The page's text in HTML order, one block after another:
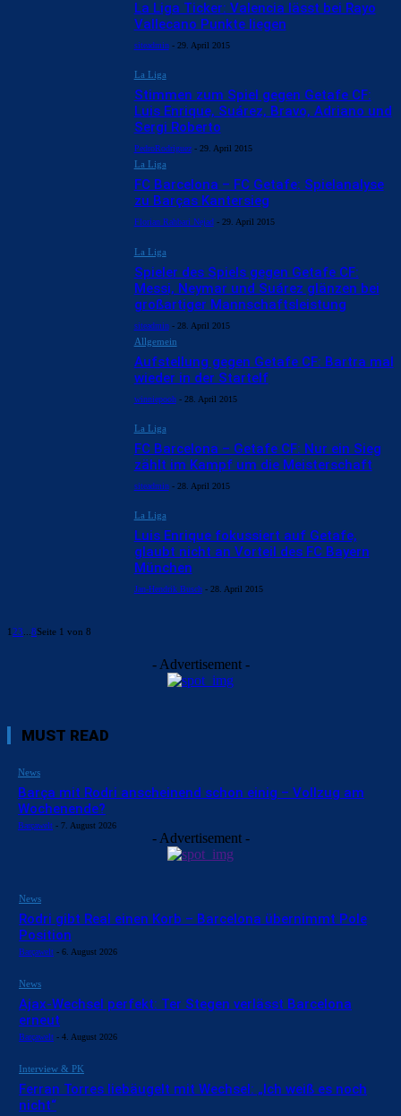
La Liga Ticker: Valencia lässt bei Rayo
Vallecano Punkte liegen
siteadmin - 29. April 2015
La Liga
Stimmen zum Spiel gegen Getafe CF:
Luis Enrique, Suárez, Bravo, Adriano und
Sergi Roberto
PedroRodriguez - 29. April 2015
La Liga
FC Barcelona – FC Getafe: Spielanalyse
zu Barças Kantersieg
Florian Rahbari Nejad - 29. April 2015
La Liga
Spieler des Spiels gegen Getafe CF:
Messi, Neymar und Suárez glänzen bei
großartiger Mannschaftsleistung
siteadmin - 28. April 2015
Allgemein
Aufstellung gegen Getafe CF: Bartra mal
wieder in der Startelf
winniepooh - 28. April 2015
La Liga
FC Barcelona – Getafe CF: Nur ein Sieg
zählt im Kampf um die Meisterschaft
siteadmin - 28. April 2015
La Liga
Luis Enrique fokussiert auf Getafe,
glaubt nicht an Vorteil des FC Bayern
München
Jan-Hendrik Busch - 28. April 2015
1 23 8Seite 1 von 8
- Advertisement -
MUST READ
News
Barça mit Rodri anscheinend schon einig – Vollzug am
Wochenende?
Barçawelt - 7. August 2026
- Advertisement -
News
Rodri gibt Real einen Korb – Barcelona übernimmt Pole
Position
Barçawelt - 6. August 2026
News
Ajax-Wechsel perfekt: Ter Stegen verlässt Barcelona
erneut
Barçawelt - 4. August 2026
Interview & PK
Ferran Torres liebäugelt mit Wechsel: „Ich weiß es noch
nicht“